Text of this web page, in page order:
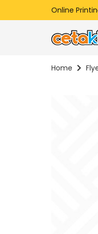
Online
Home